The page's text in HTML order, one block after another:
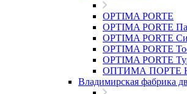
OPTIMA PORTE
OPTIMA PORTE
OPTIMA PORTE
OPTIMA PORTE
OPTIMA PORTE
ОПТИМА ПОРТЕ
Владимирская фабрика